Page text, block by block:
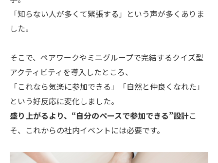
「知らない人が多くて緊張する」という声が多くありま
した。
そこで、ペアワークやミニグループで完結するクイズ型
アクティビティを導入したところ、
「これなら気楽に参加できる」「自然と仲良くなれた」
という好反応に変化しました。
盛り上がるより、“自分のペースで参加できる”設計こ
そ、これからの社内イベントには必要です。